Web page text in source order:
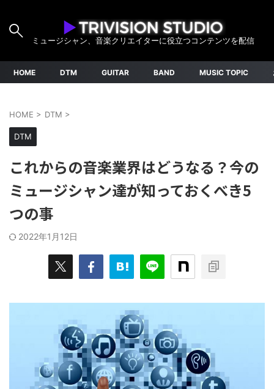
ミュージシャン、音楽クリエイターに役立つコンテンツを配信
HOME DTM GUITAR BAND MUSIC TOPIC
HOME > DTM >
DTM
これからの音楽業界はどうなる？今の
ミュージシャン達が知っておくべき5
つの事
2022年1月12日